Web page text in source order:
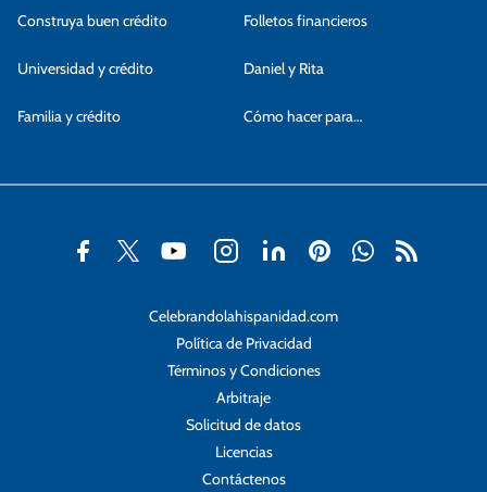
Construya buen crédito
Universidad y crédito
Familia y crédito
Folletos financieros
Daniel y Rita
Cómo hacer para…
Celebrandolahispanidad.com
Política de Privacidad
Términos y Condiciones
Arbitraje
Solicitud de datos
Licencias
Contáctenos